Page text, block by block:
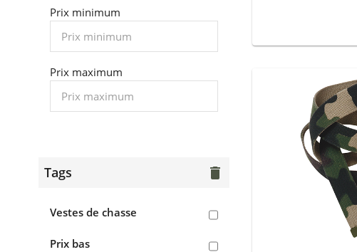
> Chaussures de chasse
Accessoires
Blackfox
Prix minimum
Prix maximum
Tags delete
Vestes de chasse
Prix bas